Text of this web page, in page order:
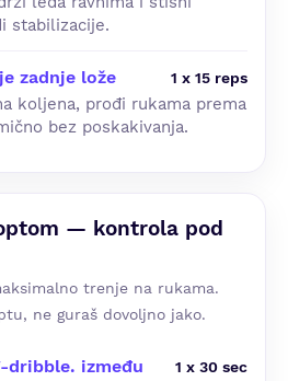
stabilizacije.
zadnje lože 1 x 15 reps
koljena, prođi rukama prema
bez poskakivanja.
— kontrola pod
trenje na rukama.
ne guraš dovoljno jako.
dribble. između
1 x 30 sec